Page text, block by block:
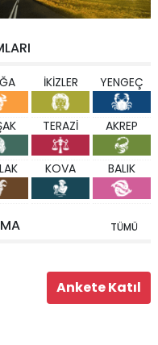
İKİZLER YENGEÇ
TERAZİ AKREP
KOVA BALIK
TÜMÜ